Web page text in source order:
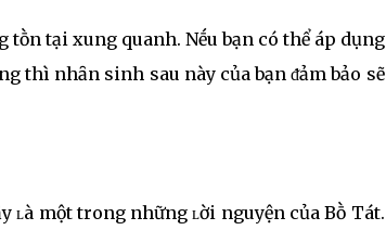
tṑn tại xung quanh. Nḗu bạn có thể áp dụng
thì nhȃn sinh sau này của bạn ᵭảm bảo sẽ
ʟà một trong những ʟời nguyện của Bṑ Tát.